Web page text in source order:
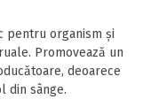
pentru organism și
Promovează un
deoarece
din sânge.